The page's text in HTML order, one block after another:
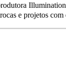
e projetos